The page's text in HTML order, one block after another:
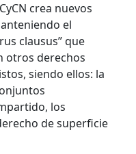
crea nuevos
el
clausus” que
otros derechos
siendo ellos: la
los
de superficie